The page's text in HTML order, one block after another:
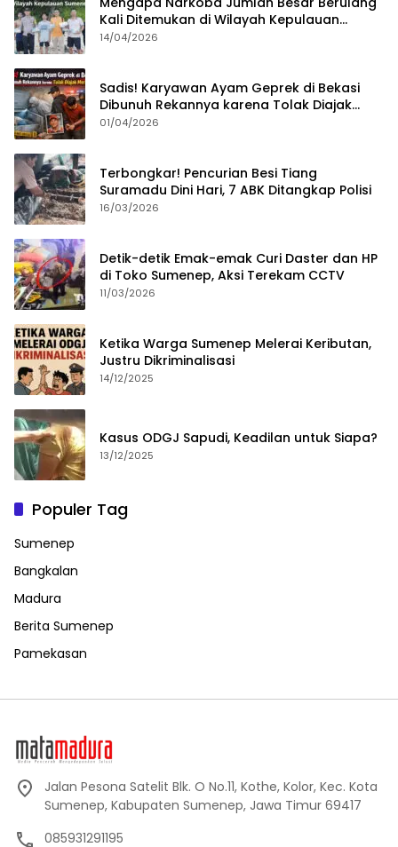
Kali Ditemukan di Wilayah Kepulauan
Sumenep?
14/04/2026
Sadis! Karyawan Ayam Geprek di Bekasi
Dibunuh Rekannya karena Tolak Diajak
Merampok Majikan
01/04/2026
Terbongkar! Pencurian Besi Tiang
Suramadu Dini Hari, 7 ABK Ditangkap Polisi
16/03/2026
Detik-detik Emak-emak Curi Daster dan HP
di Toko Sumenep, Aksi Terekam CCTV
11/03/2026
Ketika Warga Sumenep Melerai Keributan,
Justru Dikriminalisasi
14/12/2025
Kasus ODGJ Sapudi, Keadilan untuk Siapa?
13/12/2025
Populer Tag
Sumenep
Bangkalan
Madura
Berita Sumenep
Pamekasan
Jalan Pesona Satelit Blk. O No.11, Kothe, Kolor, Kec. Kota
Sumenep, Kabupaten Sumenep, Jawa Timur 69417
085931291195